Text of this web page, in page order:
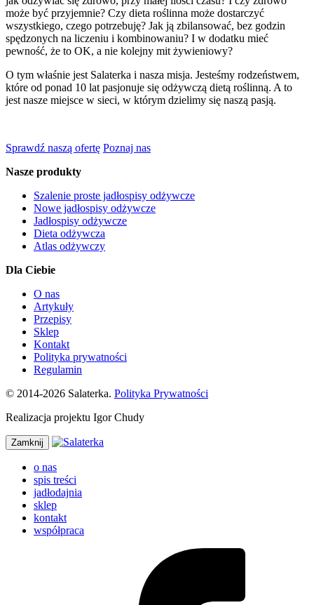
może być przyjemnie? Czy dieta roślinna może dostarczyć
wszystkiego, czego potrzebuję? Jak ją zbilansować, bez godzin
spędzonych na liczeniu i kombinowaniu? I w dodatku mieć
pewność, że to OK, a nie kolejny mit żywieniowy?
O tym właśnie jest Salaterka i nasza misja. Jesteśmy rodzeństwem,
które od ponad 10 lat pasjonuje się odżywczą dietą roślinną. A to
jest nasze miejsce w sieci, w którym dzielimy się naszą pasją.
Sprawdź naszą ofertę Poznaj nas
Nasze produkty
Szalenie proste jadłospisy odżywcze
Nowe jadłospisy odżywcze
Jadłospisy odżywcze
Dieta odżywcza
Atlas odżywczy
Dla Ciebie
O nas
Artykuły
Przepisy
Sklep
Kontakt
Polityka prywatności
Regulamin
© 2014-2026 Salaterka. Polityka Prywatności
Realizacja projektu Igor Chudy
Zamknij
o nas
spis treści
jadłodajnia
sklep
kontakt
współpraca